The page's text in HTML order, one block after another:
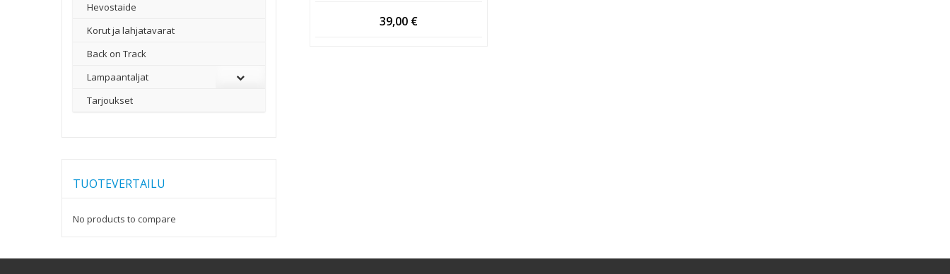
39,00 €
Hevostaide
Korut ja lahjatavarat
Back on Track
Lampaantaljat
Tarjoukset
TUOTEVERTAILU
No products to compare